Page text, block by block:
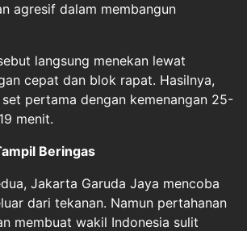
agresif dalam membangun
langsung menekan lewat
cepat dan blok rapat. Hasilnya,
pertama dengan kemenangan 25-
menit.
Beringas
Jakarta Garuda Jaya mencoba
dari tekanan. Namun pertahanan
membuat wakil Indonesia sulit